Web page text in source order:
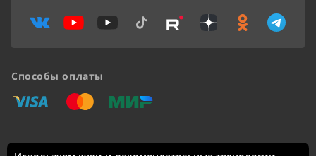
Способы оплаты
«Виза» «Мастеркард»
«Мир»